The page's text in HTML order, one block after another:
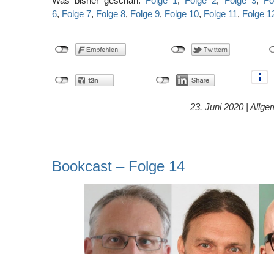
6, Folge 7, Folge 8, Folge 9, Folge 10, Folge 11, Folge
23. Juni 2020 |
Bookcast – Folge 14